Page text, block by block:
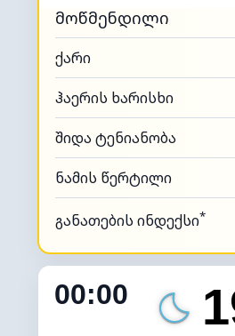
მოწმენდილი
ქარი
ჰაერის ხარისხი
შიდა ტენიანობა
ნამის წერტილი
განათების ინდექსი*
00:00